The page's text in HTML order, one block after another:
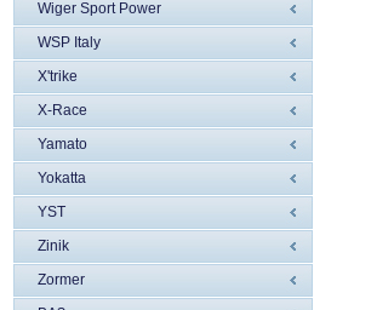
Wiger Sport Power
WSP Italy
X'trike
X-Race
Yamato
Yokatta
YST
Zinik
Zormer